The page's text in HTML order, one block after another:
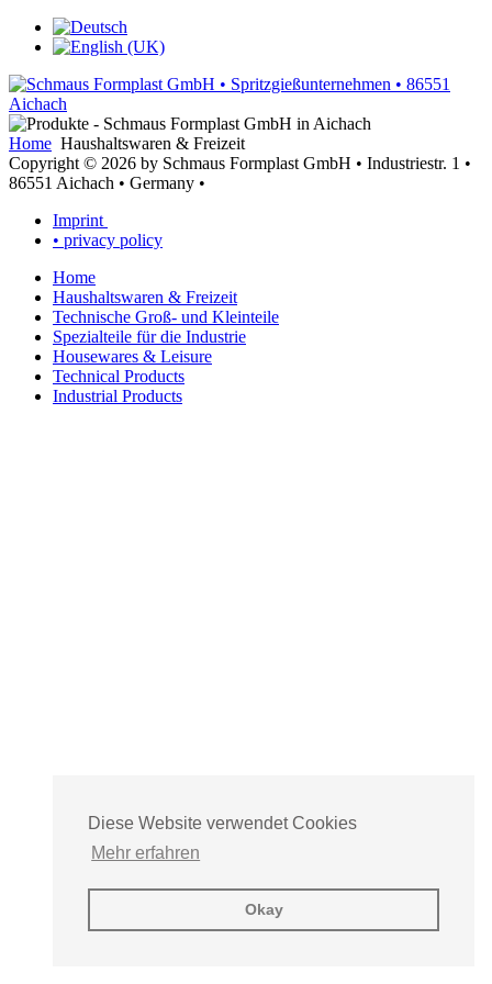
Diese Website verwendet Cookies
Mehr erfahren
Okay
Home Haushaltswaren & Freizeit
Copyright © 2026 by Schmaus Formplast GmbH • Industriestr. 1 •
86551 Aichach • Germany •
Imprint
• privacy policy
Home
Haushaltswaren & Freizeit
Technische Groß- und Kleinteile
Spezialteile für die Industrie
Housewares & Leisure
Technical Products
Industrial Products